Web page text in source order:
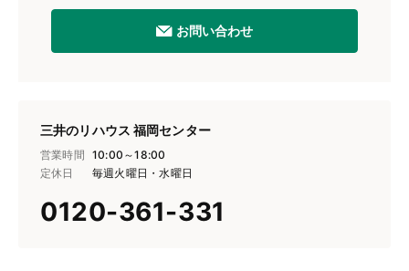
お問い合わせ
三井のリハウス 福岡センター
営業時間 10:00～18:00
定休日
毎週火曜日・水曜日
0120-361-331